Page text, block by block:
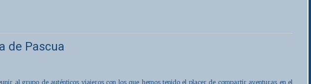
de Pascua
al grupo de auténticos viajeros con los que hemos tenido el placer de compartir aventuras en el